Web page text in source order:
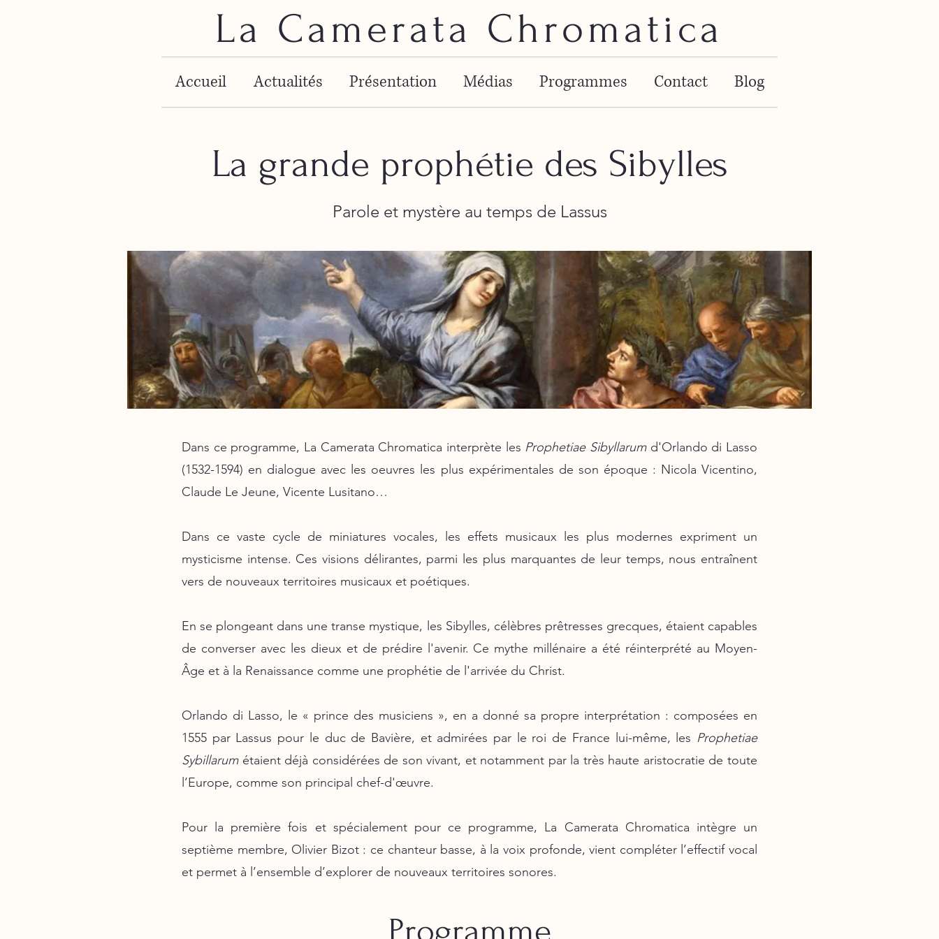
Accueil Actualités Présentation Médias Programmes Contact Blog
La Camerata Chromatica
La grande prophétie des Sibylles
Parole et mystère au temps de Lassus
Dans ce programme, La Camerata Chromatica interprète les Prophetiae Sibyllarumd'Orlando di Lasso
(1532-1594) en dialogue avec les oeuvres les plus expérimentales de son époque : Nicola Vicentino,
Claude Le Jeune, Vicente Lusitano…
Dans ce vaste cycle de miniatures vocales, les effets musicaux les plus modernes expriment un
mysticisme intense. Ces visions délirantes, parmi les plus marquantes de leur temps, nous entraînent
vers de nouveaux territoires musicaux et poétiques.
En se plongeant dans une transe mystique, les Sibylles, célèbres prêtresses grecques, étaient capables
de converser avec les dieux et de prédire l'avenir. Ce mythe millénaire a été réinterprété au Moyen-
Âge et à la Renaissance comme une prophétie de l'arrivée du Christ.
Orlando di Lasso, le « prince des musiciens », en a donné sa propre interprétation : composées en
1555 par Lassus pour le duc de Bavière, et admirées par le roi de France lui-même, les Prophetiae
Sybillarumétaient déjà considérées de son vivant, et notamment par la très haute aristocratie de toute
l’Europe, comme son principal chef-d'œuvre.
Pour la première fois et spécialement pour ce programme, La Camerata Chromatica intègre un
septième membre, Olivier Bizot : ce chanteur basse, à la voix profonde, vient compléter l’effectif vocal
et permet à l’ensemble d’explorer de nouveaux territoires sonores.
Programme